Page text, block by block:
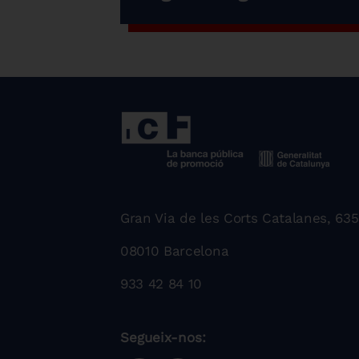
Gran Via de les Corts Catalanes, 635
08010 Barcelona
933 42 84 10
Segueix-nos: